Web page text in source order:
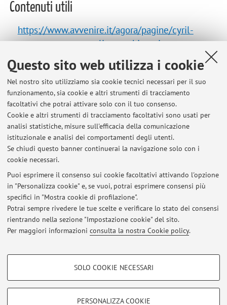
Questo sito web utilizza i cookie
Nel nostro sito utilizziamo sia cookie tecnici necessari per il suo
funzionamento, sia cookie e altri strumenti di tracciamento
facoltativi che potrai attivare solo con il tuo consenso.
Cookie e altri strumenti di tracciamento facoltativi sono usati per
analisi statistiche, misure sull'efficacia della comunicazione
istituzionale e analisi dei comportamenti degli utenti.
Se chiudi questo banner continuerai la navigazione solo con i
cookie necessari.
Puoi esprimere il consenso sui cookie facoltativi attivando l'opzione
in "Personalizza cookie" e, se vuoi, potrai esprimere consensi più
specifici in "Mostra cookie di profilazione".
Potrai sempre rivedere le tue scelte e verificare lo stato dei consensi
rientrando nella sezione "Impostazione cookie" del sito.
Per maggiori informazioni consulta la nostra Cookie policy.
COOKIE DI PROFILAZIONE - FACOLTATIVI
SOLO COOKIE NECESSARI
PERSONALIZZA COOKIE
Contenuti utili
https://www.avvenire.it/agora/pagine/cyril-
mango-un-cosmopolita-per-bisanzio
(L'Avvenire, 11 febbraio 2021)
Papers to download (Academia)
Risorse informatiche per lo studio dei manoscritti
greci (Pinakes)
Ultimi avvisi
Al momento non sono presenti avvisi.
Area riservata
Accedi tramiteloginper gestire tutti i contenuti del sito.